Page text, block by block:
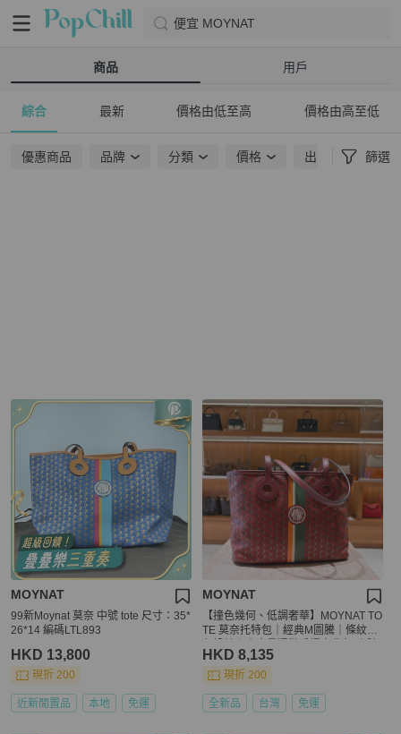
便宜 MOYNAT
商品 用戶
綜合 最新 價格由低至高 價格由高至低
優惠商品 品牌 分類 價格 出貨地點 篩選
MOYNAT
99新Moynat 莫奈 中號 tote 尺寸：35*
26*14 編碼LTL893
HKD 13,800
現折 200
近新閒置品 本地 免運
MOYNAT
【撞色幾何、低調奢華】MOYNAT TO
TE 莫奈托特包｜經典M圖騰｜條紋撞
HKD 8,135
現折 200
全新品 台灣 免運